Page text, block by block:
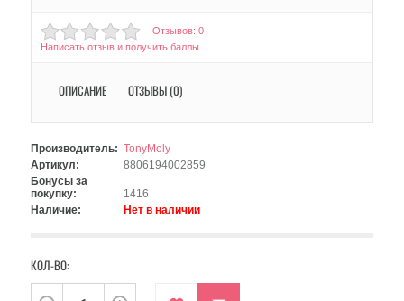
Отзывов: 0
Написать отзыв и получить баллы
ОПИСАНИЕ ОТЗЫВЫ (0)
Производитель: TonyMoly
Артикул:
8806194002859
Бонусы за
покупку:
1416
Наличие:
Нет в наличии
КОЛ-ВО: